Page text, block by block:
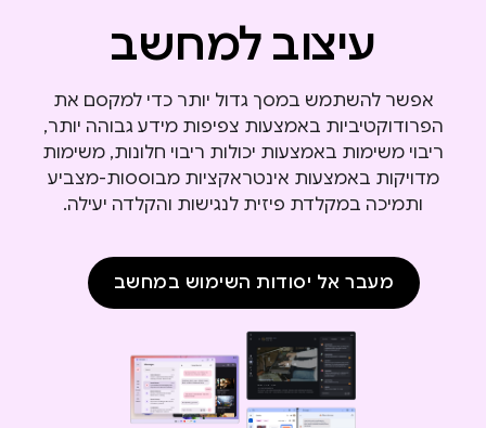
עיצוב למחשב
אפשר להשתמש במסך גדול יותר כדי למקסם את
הפרודוקטיביות באמצעות צפיפות מידע גבוהה יותר,
ריבוי משימות באמצעות יכולות ריבוי חלונות, משימות
מדויקות באמצעות אינטראקציות מבוססות-מצביע
ותמיכה במקלדת פיזית לנגישות והקלדה יעילה.
מעבר אל יסודות השימוש במחשב